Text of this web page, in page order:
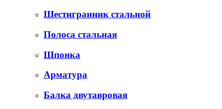
Шестигранник стальной
Полоса стальная
Шпонка
Арматура
Балка двутавровая